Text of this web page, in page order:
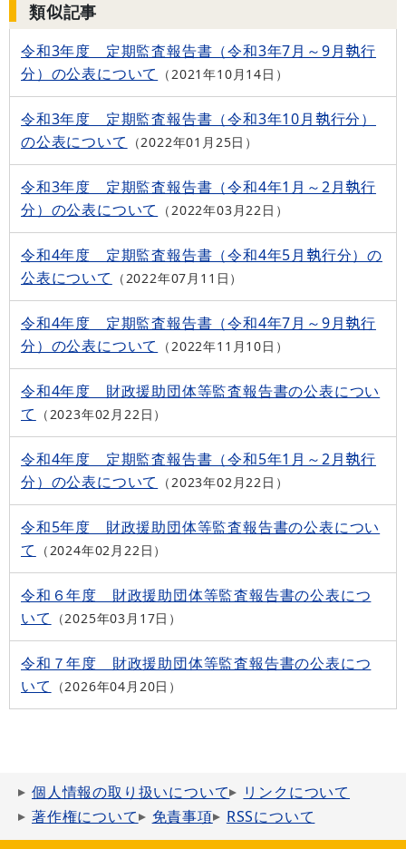
類似記事
令和3年度 定期監査報告書（令和3年7月～9月執行
分）の公表について
2021年10月14日
令和3年度 定期監査報告書（令和3年10月執行分）
の公表について
2022年01月25日
令和3年度 定期監査報告書（令和4年1月～2月執行
分）の公表について
2022年03月22日
令和4年度 定期監査報告書（令和4年5月執行分）の
公表について
2022年07月11日
令和4年度 定期監査報告書（令和4年7月～9月執行
分）の公表について
2022年11月10日
令和4年度 財政援助団体等監査報告書の公表につい
て
2023年02月22日
令和4年度 定期監査報告書（令和5年1月～2月執行
分）の公表について
2023年02月22日
令和5年度 財政援助団体等監査報告書の公表につい
て
2024年02月22日
令和６年度 財政援助団体等監査報告書の公表につ
いて
2025年03月17日
令和７年度 財政援助団体等監査報告書の公表につ
いて
2026年04月20日
個人情報の取り扱いについて
リンクについて
著作権について
免責事項 RSSについて